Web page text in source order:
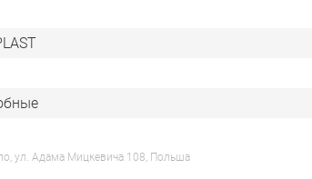
ул. Адама Мицкевича 108, Польша